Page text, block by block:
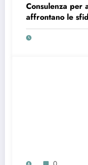
Consulenza per
affrontano le
strategiche nel